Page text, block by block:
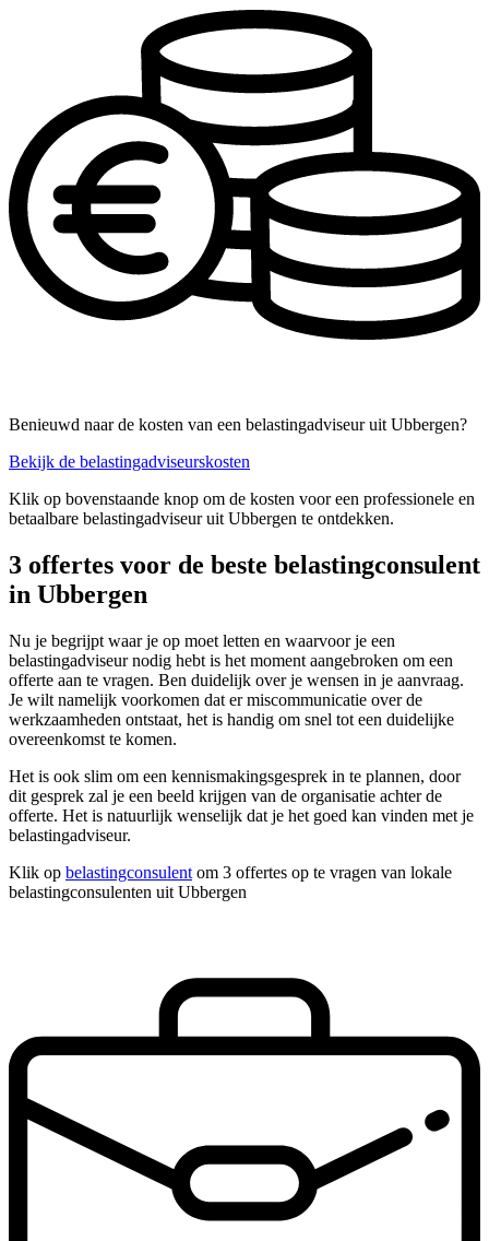
Benieuwd naar de kosten van een belastingadviseur uit Ubbergen?
Bekijk de belastingadviseurskosten
Klik op bovenstaande knop om de kosten voor een professionele en
betaalbare belastingadviseur uit Ubbergen te ontdekken.
3 offertes voor de beste belastingconsulent
in Ubbergen
Nu je begrijpt waar je op moet letten en waarvoor je een
belastingadviseur nodig hebt is het moment aangebroken om een
offerte aan te vragen. Ben duidelijk over je wensen in je aanvraag.
Je wilt namelijk voorkomen dat er miscommunicatie over de
werkzaamheden ontstaat, het is handig om snel tot een duidelijke
overeenkomst te komen.
Het is ook slim om een kennismakingsgesprek in te plannen, door
dit gesprek zal je een beeld krijgen van de organisatie achter de
offerte. Het is natuurlijk wenselijk dat je het goed kan vinden met je
belastingadviseur.
Klik op belastingconsulent om 3 offertes op te vragen van lokale
belastingconsulenten uit Ubbergen